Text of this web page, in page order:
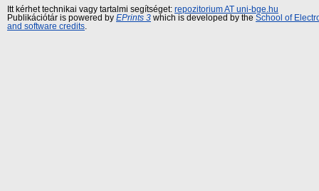
Itt kérhet technikai vagy tartalmi segítséget: repozitorium AT uni-bge.hu
Publikációtár is powered by EPrints 3 which is developed by the School of
and software credits